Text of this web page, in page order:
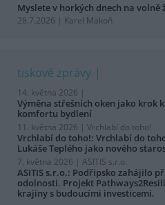
Myslete v horkých dnech na
28.7.2026 | Karel Makoň
tiskové zprávy
14. května 2026 |
Výměna střešních oken jako krok
komfortu bydlení
11. května 2026 | Vrchlabí do toho!
Vrchlabí do toho!: Vrchlabí do
Lukáše Teplého jako nového
7. května 2026 | ASITIS s.r.o.
ASITIS s.r.o.: Podřipsko zahájilo
odolnosti. Projekt
krajiny s budoucími investicemi.